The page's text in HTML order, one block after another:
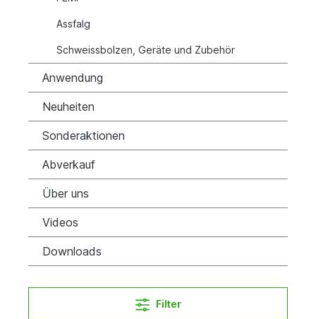
Assfalg
Schweissbolzen, Geräte und Zubehör
Anwendung
Neuheiten
Sonderaktionen
Abverkauf
Über uns
Videos
Downloads
Filter